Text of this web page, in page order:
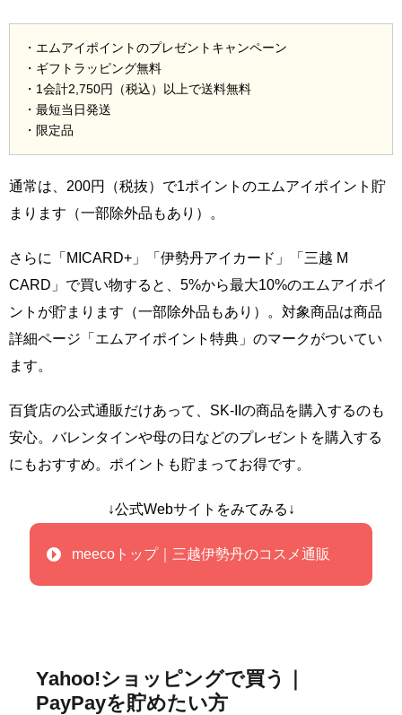
・エムアイポイントのプレゼントキャンペーン
・ギフトラッピング無料
・1会計2,750円（税込）以上で送料無料
・最短当日発送
・限定品
通常は、200円（税抜）で1ポイントのエムアイポイント貯
まります（一部除外品もあり）。
さらに「MICARD+」「伊勢丹アイカード」「三越 M
CARD」で買い物すると、5%から最大10%のエムアイポイ
ントが貯まります（一部除外品もあり）。対象商品は商品
詳細ページ「エムアイポイント特典」のマークがついてい
ます。
百貨店の公式通販だけあって、SK-IIの商品を購入するのも
安心。バレンタインや母の日などのプレゼントを購入する
にもおすすめ。ポイントも貯まってお得です。
↓公式Webサイトをみてみる↓
meecoトップ｜三越伊勢丹のコスメ通販
Yahoo!ショッピングで買う｜
PayPayを貯めたい方